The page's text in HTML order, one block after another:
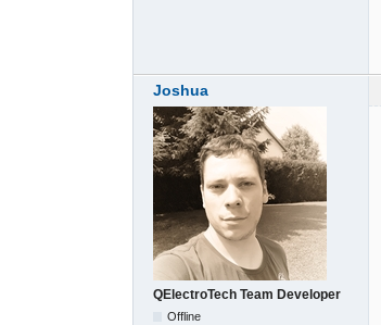
Joshua
QElectroTech Team Developer
Offline